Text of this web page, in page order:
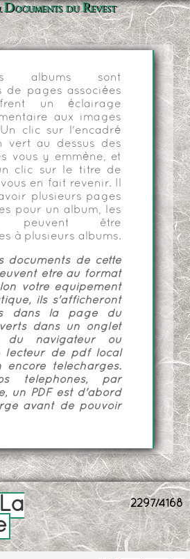
Documents du Revest
albums sont
de pages associées
un éclairage
aux images
clic sur l'encadré
vert au dessus des
vous y emmène, et
clic sur le titre de
en fait revenir. Il
plusieurs pages
pour un album, les
peuvent être
à plusieurs albums.
documents de cette
être au format
votre équipement
ils s'afficheront
dans la page du
dans un onglet
du navigateur ou
lecteur de pdf local
encore téléchargés.
téléphones, par
un PDF est d'abord
avant de pouvoir
2297/4168
La